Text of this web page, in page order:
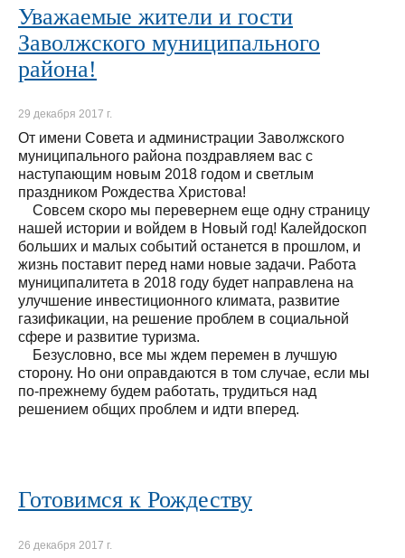
Уважаемые жители и гости
Заволжского муниципального
района!
29 декабря 2017 г.
От имени Совета и администрации Заволжского
муниципального района поздравляем вас с
наступающим новым 2018 годом и светлым
праздником Рождества Христова!
Совсем скоро мы перевернем еще одну страницу
нашей истории и войдем в Новый год! Калейдоскоп
больших и малых событий останется в прошлом, и
жизнь поставит перед нами новые задачи. Работа
муниципалитета в 2018 году будет направлена на
улучшение инвестиционного климата, развитие
газификации, на решение проблем в социальной
сфере и развитие туризма.
Безусловно, все мы ждем перемен в лучшую
сторону. Но они оправдаются в том случае, если мы
по-прежнему будем работать, трудиться над
решением общих проблем и идти вперед.
Готовимся к Рождеству
26 декабря 2017 г.